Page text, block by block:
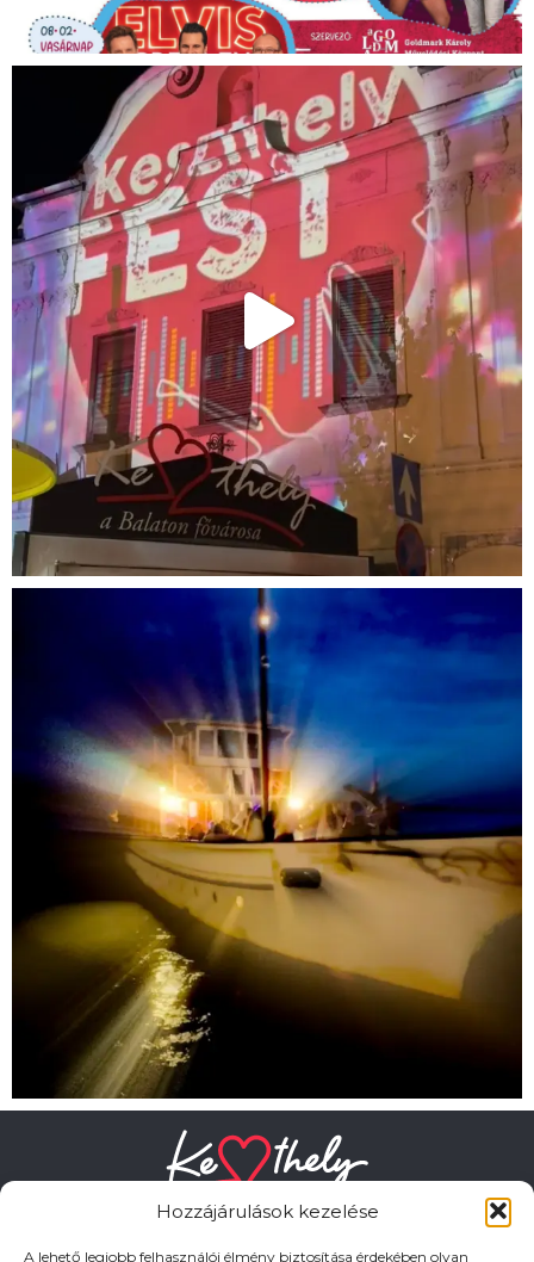
Hozzájárulások kezelése
A lehető legjobb felhasználói élmény biztosítása érdekében olyan